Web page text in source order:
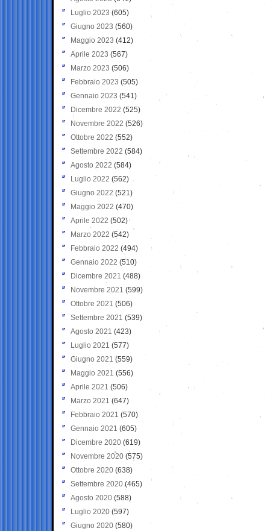
Luglio 2023 (605)
Giugno 2023 (560)
Maggio 2023 (412)
Aprile 2023 (567)
Marzo 2023 (506)
Febbraio 2023 (505)
Gennaio 2023 (541)
Dicembre 2022 (525)
Novembre 2022 (526)
Ottobre 2022 (552)
Settembre 2022 (584)
Agosto 2022 (584)
Luglio 2022 (562)
Giugno 2022 (521)
Maggio 2022 (470)
Aprile 2022 (502)
Marzo 2022 (542)
Febbraio 2022 (494)
Gennaio 2022 (510)
Dicembre 2021 (488)
Novembre 2021 (599)
Ottobre 2021 (506)
Settembre 2021 (539)
Agosto 2021 (423)
Luglio 2021 (577)
Giugno 2021(559)
Maggio 2021 (556)
Aprile 2021 (506)
Marzo 2021 (647)
Febbraio 2021 (570)
Gennaio 2021 (605)
Dicembre 2020 (619)
Novembre 2020 (575)
Ottobre 2020 (638)
Settembre 2020(465)
Agosto 2020 (588)
Luglio 2020 (597)
Giugno 2020 (580)